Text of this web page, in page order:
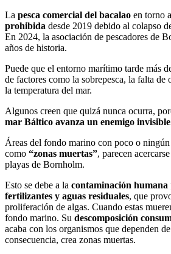
La pesca comercial del bacalao en torno
prohibida desde 2019 debido al colapso
En 2024, la asociación de pescadores de
años de historia.
Puede que el entorno marítimo tarde más
de factores como la sobrepesca, la falta
la temperatura del mar.
Algunos creen que quizá nunca ocurra,
mar Báltico avanza un enemigo
Áreas del fondo marino con poco o
como “zonas muertas”, parecen
playas de Bornholm.
Esto se debe a la contaminación humana
fertilizantes y aguas residuales, que
proliferación de algas. Cuando estas
fondo marino. Su descomposición
acaba con los organismos que dependen
consecuencia, crea zonas muertas.